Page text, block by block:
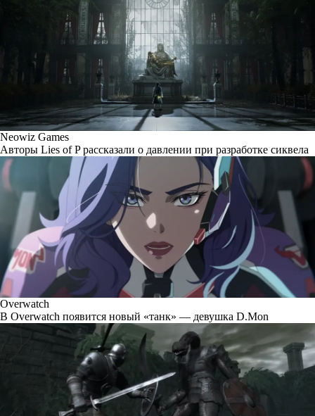
Neowiz Games
Авторы Lies of P рассказали о давлении при разработке сиквела
Overwatch
В Overwatch появится новый «танк» — девушка D.Mon